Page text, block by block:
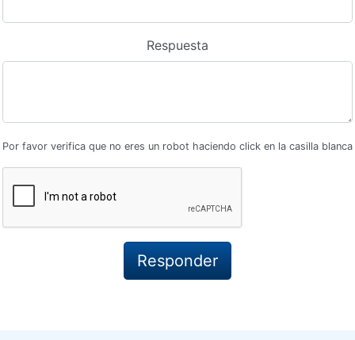
Respuesta
Por favor verifica que no eres un robot haciendo click en la casilla blanca